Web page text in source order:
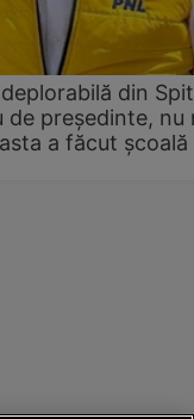
din
de președinte, nu
a făcut școală